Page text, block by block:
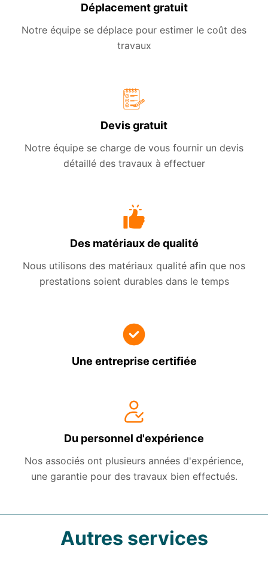
Déplacement gratuit
Notre équipe se déplace pour estimer le coût des
travaux
Devis gratuit
Notre équipe se charge de vous fournir un devis
détaillé des travaux à effectuer
Des matériaux de qualité
Nous utilisons des matériaux qualité afin que nos
prestations soient durables dans le temps
Une entreprise certifiée
Du personnel d'expérience
Nos associés ont plusieurs années d'expérience,
une garantie pour des travaux bien effectués.
Autres services